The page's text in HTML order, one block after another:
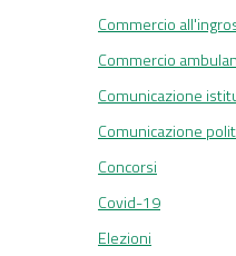
Commercio
Commercio
Comunicazione
Comunicazione
Concorsi
Covid-19
Elezioni